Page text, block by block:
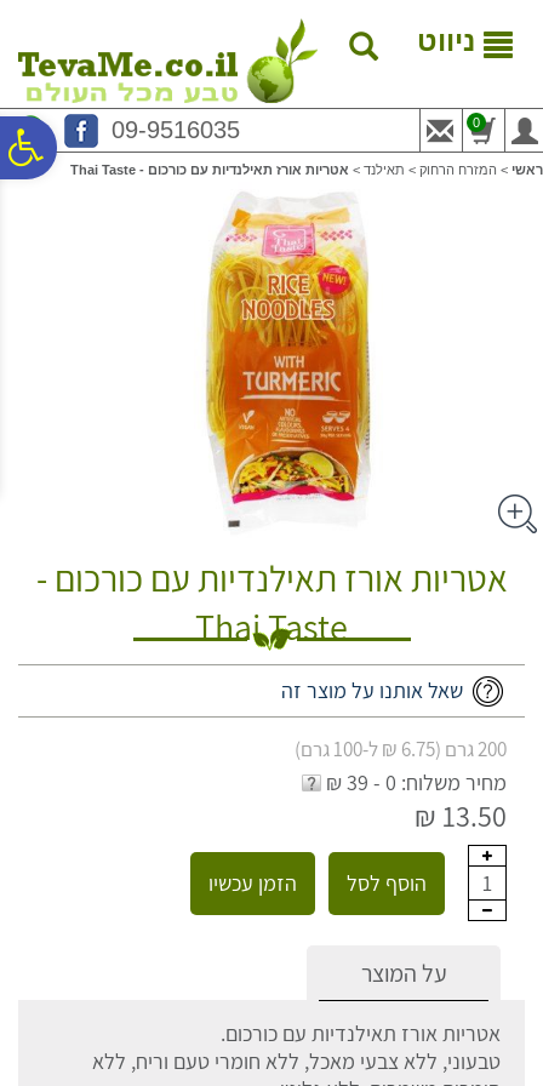
נגישות
המרכזי
ניווט
09-9516035 0
ראשי > המזרח הרחוק > תאילנד > אטריות אורז תאילנדיות עם כורכום - Thai Taste
אטריות אורז תאילנדיות עם כורכום -
Thai Taste
שאל אותנו על מוצר זה
200 גרם (6.75 ₪ ל-100 גרם)
מחיר משלוח: 0 - 39 ₪
13.50 ₪
1 הוסף לסל הזמן עכשיו
על המוצר
אטריות אורז תאילנדיות עם כורכום.
טבעוני, ללא צבעי מאכל, ללא חומרי טעם וריח, ללא